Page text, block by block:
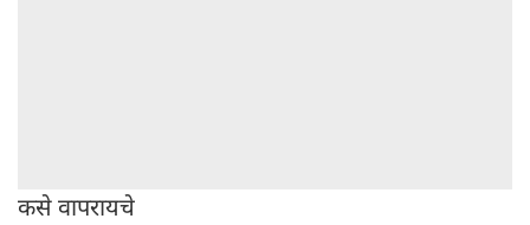
कसे वापरायचे